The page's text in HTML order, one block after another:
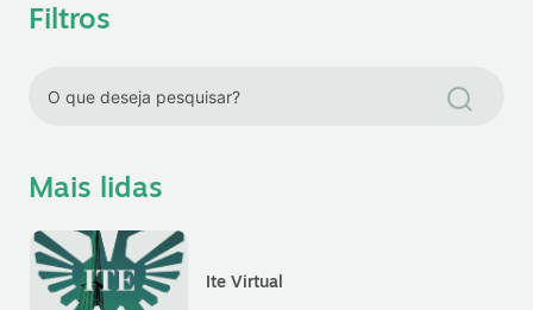
Filtros
Mais lidas
Ite Virtual